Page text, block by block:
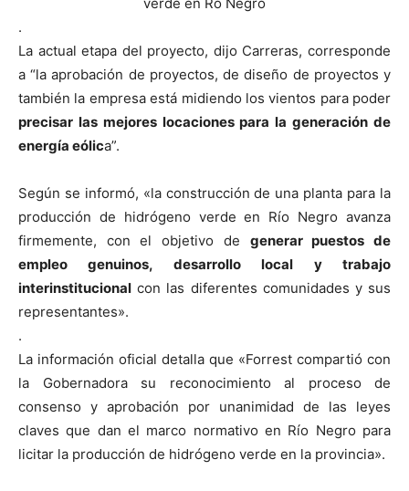
.
La actual etapa del proyecto, dijo Carreras, corresponde
a “la aprobación de proyectos, de diseño de proyectos y
también la empresa está midiendo los vientos para poder
precisar las mejores locaciones para la generación de
energía eólica”.
Según se informó, «la construcción de una planta para la
producción de hidrógeno verde en Río Negro avanza
firmemente, con el objetivo de generar puestos de
empleo genuinos, desarrollo local y trabajo
interinstitucional con las diferentes comunidades y sus
representantes».
.
La información oficial detalla que «Forrest compartió con
la Gobernadora su reconocimiento al proceso de
consenso y aprobación por unanimidad de las leyes
claves que dan el marco normativo en Río Negro para
licitar la producción de hidrógeno verde en la provincia».